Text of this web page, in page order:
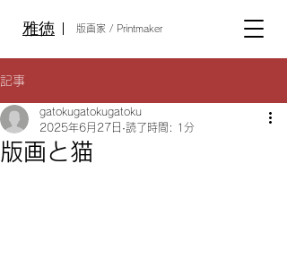
雅徳 ​版画家 / Printmaker
記事
版画と猫
gatokugatokugatoku
2025年6月27日 読了時間: 1分